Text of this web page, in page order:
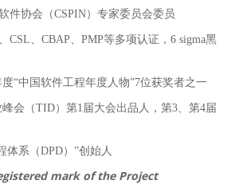
件协会（CSPIN）专家委员会委员
CSL、CBAP、PMP等多项认证，6 sigma黑
度“中国软件工程年度人物”7位获奖者之一
峰会（TID）第1届大会出品人，第3、第4届
体系（DPD）”创始人
mark of the Project